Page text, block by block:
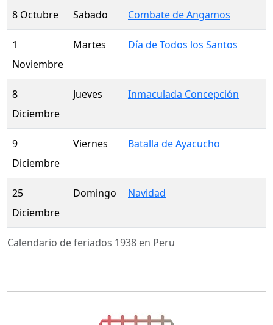
Calendario de feriados 1938 en Peru
8 Octubre Sabado Combate de Angamos
1
Noviembre
Martes Día de Todos los Santos
8
Diciembre
Jueves Inmaculada Concepción
9
Diciembre
Viernes Batalla de Ayacucho
25
Diciembre
Domingo Navidad